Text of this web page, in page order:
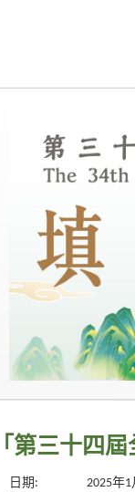
「第三十四
日期:
2025年